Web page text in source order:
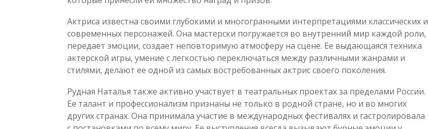
Актриса известна своими глубокими и многогранными интерпретациями классических и
современных персонажей. Она мастерски погружается во внутренний мир каждой роли,
передает эмоции, создает неповторимую атмосферу на сцене. Ее выдающаяся техника
актерской игры, умение с легкостью переключаться между различными жанрами и
стилями, делают ее одной из самых востребованных актрис своего поколения.
Рудная Наталья также активно участвует в театральных проектах за пределами России.
Ее талант и профессионализм признаны не только в родной стране, но и во многих
других странах. Она принимала участие в международных фестивалях и гастролировала